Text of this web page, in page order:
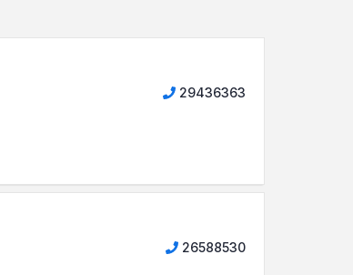
29436363
26588530